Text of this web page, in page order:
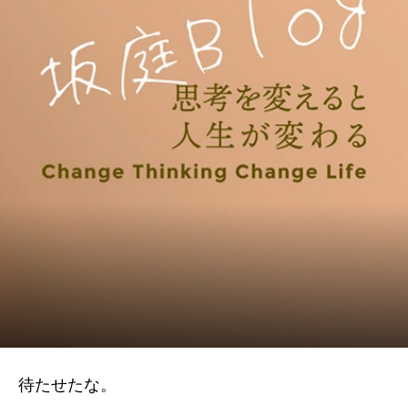
待たせたな。